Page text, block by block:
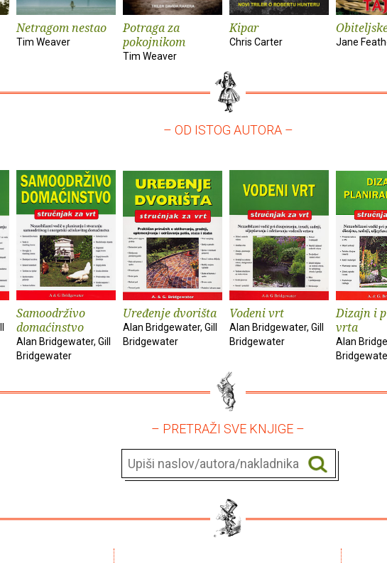
Netragom nestao
Tim Weaver
Potraga za
pokojnikom
Tim Weaver
Kipar
Chris Carter Jane
– OD ISTOG AUTORA –
Samoodrživo
domaćinstvo
Alan Bridgewater, Gill
Bridgewater
Uređenje dvorišta
Alan Bridgewater, Gill
Bridgewater
Vodeni vrt
Alan Bridgewater, Gill
Bridgewater
Dizajn i
vrta
Alan
– PRETRAŽI SVE KNJIGE –